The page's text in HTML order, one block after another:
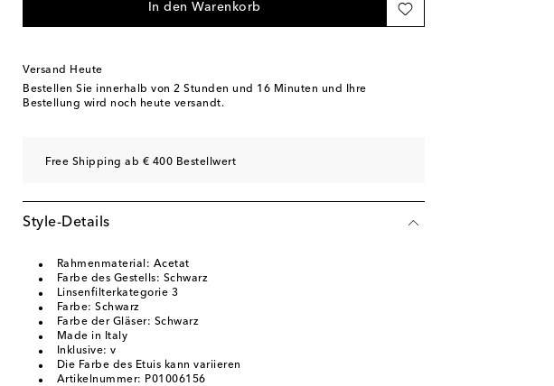
In den Warenkorb
Versand Heute
Bestellen Sie innerhalb von 2 Stunden und 16 Minuten und Ihre
Bestellung wird noch heute versandt.
Free Shipping ab € 400 Bestellwert
Style-Details
Rahmenmaterial: Acetat
Farbe des Gestells: Schwarz
Linsenfilterkategorie 3
Farbe: Schwarz
Farbe der Gläser: Schwarz
Made in Italy
Inklusive: v
Die Farbe des Etuis kann variieren
Artikelnummer: P01006156